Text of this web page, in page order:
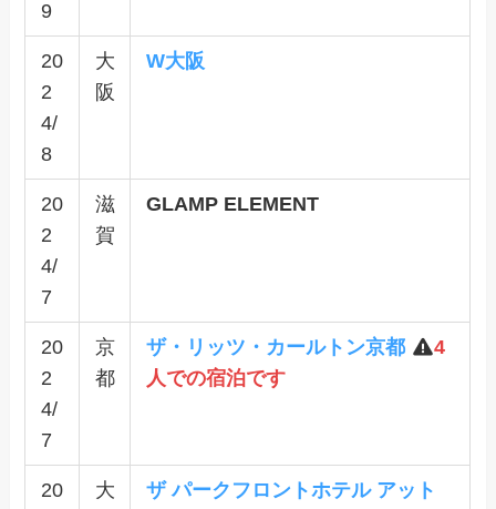
9
20
2
4/
8
大
阪
W大阪
20
2
4/
7
滋
賀
GLAMP ELEMENT
20
2
4/
7
京
都
ザ・リッツ・カールトン京都
4
人での宿泊です
20
大
ザ パークフロントホテル アット